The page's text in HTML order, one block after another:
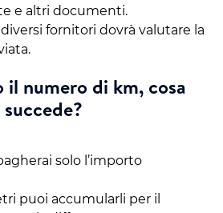
e altri documenti.
fornitori dovrà valutare la
il numero di km, cosa
succede?
solo l’importo
puoi accumularli per il